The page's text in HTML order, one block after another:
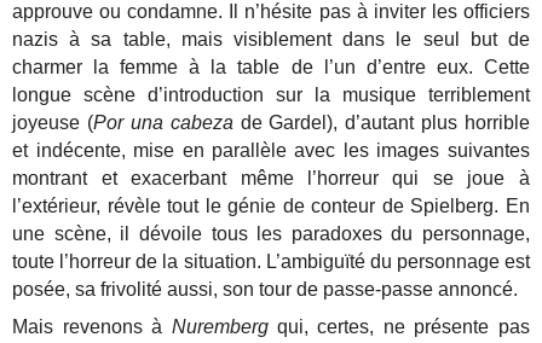
approuve ou condamne. Il n’hésite pas à inviter les officiers
nazis à sa table, mais visiblement dans le seul but de
charmer la femme à la table de l’un d’entre eux. Cette
longue scène d’introduction sur la musique terriblement
joyeuse (Por una cabeza de Gardel), d’autant plus horrible
et indécente, mise en parallèle avec les images suivantes
montrant et exacerbant même l’horreur qui se joue à
l’extérieur, révèle tout le génie de conteur de Spielberg. En
une scène, il dévoile tous les paradoxes du personnage,
toute l’horreur de la situation. L’ambiguïté du personnage est
posée, sa frivolité aussi, son tour de passe-passe annoncé.
Mais revenons à Nurembergqui, certes, ne présente pas